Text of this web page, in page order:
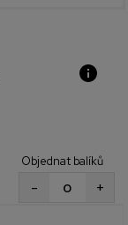
Objednat balíků
+
-